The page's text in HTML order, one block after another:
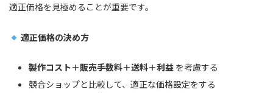
適正価格を見極めることが重要です。
適正価格の決め方
製作コスト＋販売手数料＋送料＋利益 を考慮する
競合ショップと比較して、適正な価格設定をする